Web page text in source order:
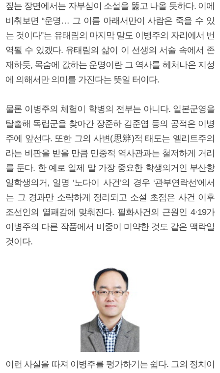
짚는 장면에서는 자부심이 소설을 뚫고 나올 듯하다. 이에
비춰보면 “운명… 그 이름 아래서만이 사람은 죽을 수 있
는 것이다”는 유태림의 마지막 말도 이병주의 자리에서 번
역될 수 있겠다. 유태림의 삶이 이 선생의 서술 속에서 존
재하듯, 목숨에 값하는 운명이란 그 역사를 헤쳐나온 지성
에 의해서만 의미를 가진다는 뜻일 터이다.
물론 이병주의 체험이 학병의 전부는 아니다. 일본군영을
탈출해 독립군을 찾아간 장준하 김준엽 등의 공적은 이병
주에 앞선다. 또한 그의 사변(思辨)적 태도는 엘리트주의
라는 비판을 받을 만큼 민중적 역사관과는 철저하게 거리
를 둔다. 한 예로 일제 말 가장 중요한 학생의거인 부산항
일학생의거, 일명 ‘노다이 사건’의 경우 ‘관부연락선’에서
는 그 경과만 소략하게 정리되고 소설 초점은 사건 이후
조선인의 열패감에 맞춰진다. 필화사건의 근원인 4·19가
이병주의 다른 작품에서 비중이 미약한 것도 같은 맥락일
것이다.
이런 사실을 따져 이병주를 평가하기는 쉽다. 그의 정치이